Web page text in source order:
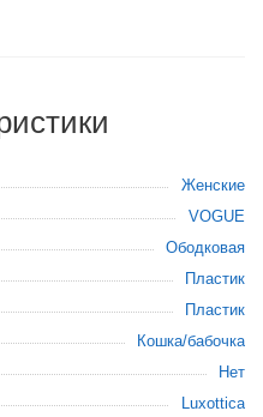
Женские
VOGUE
Ободковая
Пластик
Пластик
Кошка/бабочка
Нет
Luxottica